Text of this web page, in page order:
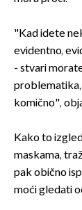
"Kad idete
evidentno,
- stvari
problematika,
komično",
Kako to
maskama,
pak obično
moći gledati